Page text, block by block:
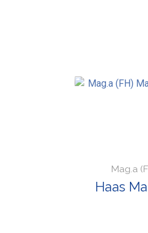
Mag.a
Haas